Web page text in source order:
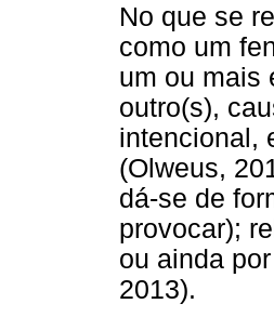
No que se
como um
um ou mais
outro(s),
intencional,
(Olweus,
dá-se de
provocar);
ou ainda
2013).